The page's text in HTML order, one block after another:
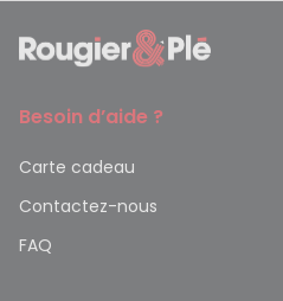
Besoin d’aide ?
Carte cadeau
Contactez-nous
FAQ